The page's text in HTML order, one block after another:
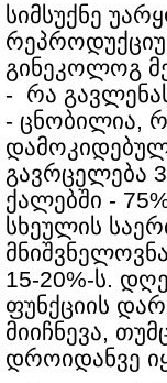
სიმსუქნე
გინეკოლოგ
- რა
- ცნობილია,
გავრცელება
ქალებში -
სხეულის
15-20%-ს.
ფუნქციის
მიიჩნევა,
დროიდანვე